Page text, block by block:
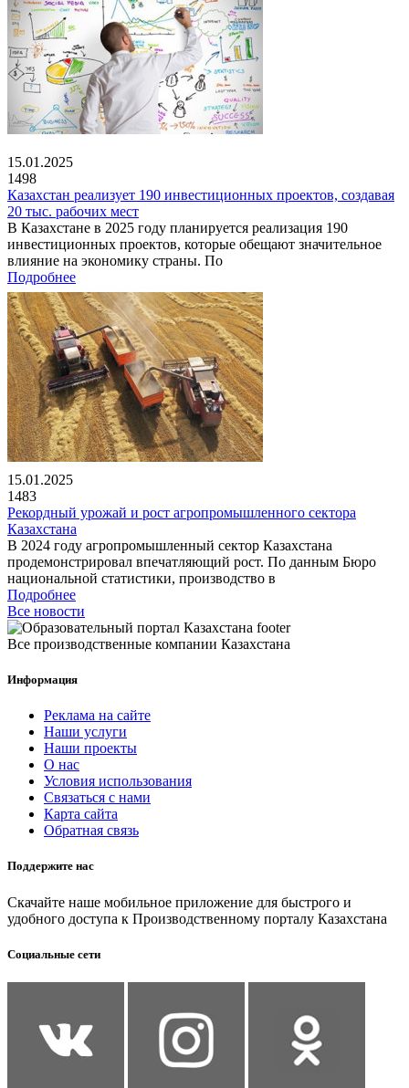
15.01.2025
1498
Казахстан реализует 190 инвестиционных проектов, создавая
20 тыс. рабочих мест
В Казахстане в 2025 году планируется реализация 190
инвестиционных проектов, которые обещают значительное
влияние на экономику страны. По
Подробнее
15.01.2025
1483
Рекордный урожай и рост агропромышленного сектора
Казахстана
В 2024 году агропромышленный сектор Казахстана
продемонстрировал впечатляющий рост. По данным Бюро
национальной статистики, производство в
Подробнее
Все новости
Все производственные компании Казахстана
Информация
Реклама на сайте
Наши услуги
Наши проекты
О нас
Условия использования
Связаться с нами
Карта сайта
Обратная связь
Поддержите нас
Скачайте наше мобильное приложение для быстрого и
удобного доступа к Производственному порталу Казахстана
Социальные сети